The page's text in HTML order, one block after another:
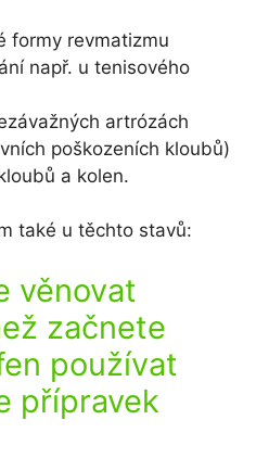
formy revmatizmu
např. u tenisového
artrózách
poškozeních kloubů)
a kolen.
také u těchto stavů:
věnovat
začnete
používat
přípravek